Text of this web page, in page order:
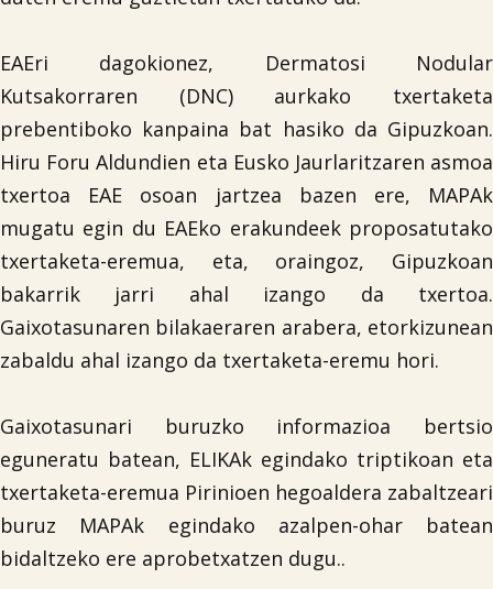
EAEri dagokionez, Dermatosi Nodular
Kutsakorraren (DNC) aurkako txertaketa
prebentiboko kanpaina bat hasiko da Gipuzkoan.
Hiru Foru Aldundien eta Eusko Jaurlaritzaren asmoa
txertoa EAE osoan jartzea bazen ere, MAPAk
mugatu egin du EAEko erakundeek proposatutako
txertaketa-eremua, eta, oraingoz, Gipuzkoan
bakarrik jarri ahal izango da txertoa.
Gaixotasunaren bilakaeraren arabera, etorkizunean
zabaldu ahal izango da txertaketa-eremu hori.
Gaixotasunari buruzko informazioa bertsio
eguneratu batean, ELIKAk egindako triptikoan eta
txertaketa-eremua Pirinioen hegoaldera zabaltzeari
buruz MAPAk egindako azalpen-ohar batean
bidaltzeko ere aprobetxatzen dugu..